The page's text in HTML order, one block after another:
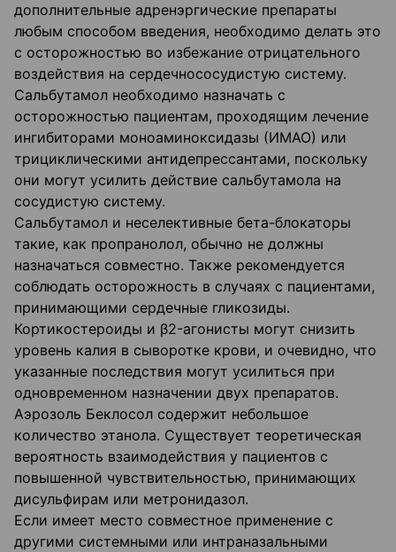
дополнительные адренэргические препараты
любым способом введения, необходимо делать это
с осторожностью во избежание отрицательного
воздействия на сердечнососудистую систему.
Сальбутамол необходимо назначать с
осторожностью пациентам, проходящим лечение
ингибиторами моноаминоксидазы (ИМАО) или
трициклическими антидепрессантами, поскольку
они могут усилить действие сальбутамола на
сосудистую систему.
Сальбутамол и неселективные бета-блокаторы
такие, как пропранолол, обычно не должны
назначаться совместно. Также рекомендуется
соблюдать осторожность в случаях с пациентами,
принимающими сердечные гликозиды.
Кортикостероиды и β2-агонисты могут снизить
уровень калия в сыворотке крови, и очевидно, что
указанные последствия могут усилиться при
одновременном назначении двух препаратов.
Аэрозоль Беклосол содержит небольшое
количество этанола. Существует теоретическая
вероятность взаимодействия у пациентов с
повышенной чувствительностью, принимающих
дисульфирам или метронидазол.
Если имеет место совместное применение с
другими системными или интраназальными